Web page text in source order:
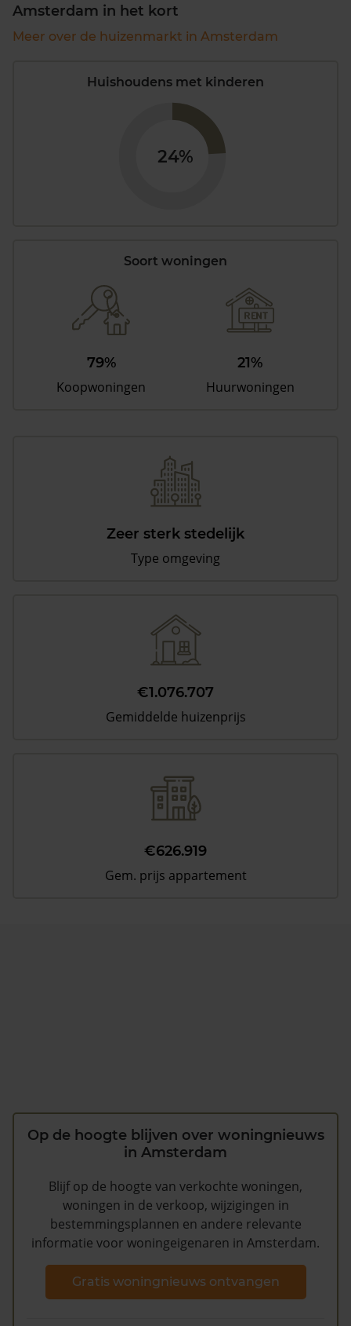
Amsterdam in het kort
Meer over de huizenmarkt in Amsterdam
Huishoudens met kinderen
24%
Soort woningen
79%
Koopwoningen
21%
Huurwoningen
Zeer sterk stedelijk
Type omgeving
€1.076.707
Gemiddelde huizenprijs
€626.919
Gem. prijs appartement
Op de hoogte blijven over woningnieuws
in Amsterdam
Blijf op de hoogte van verkochte woningen,
woningen in de verkoop, wijzigingen in
bestemmingsplannen en andere relevante
informatie voor woningeigenaren in Amsterdam.
Gratis woningnieuws ontvangen